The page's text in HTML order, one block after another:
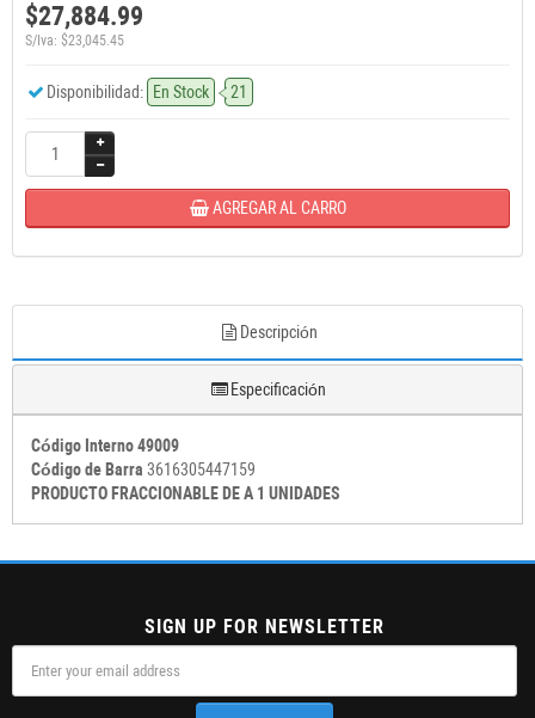
$27,884.99
S/Iva: $23,045.45
Disponibilidad: En Stock 21
AGREGAR AL CARRO
Descripción
Especificación
Código Interno 49009
Código de Barra 3616305447159
PRODUCTO FRACCIONABLE DE A 1 UNIDADES
SIGN UP FOR NEWSLETTER